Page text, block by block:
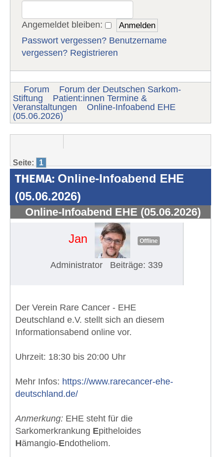
Angemeldet bleiben:
Passwort vergessen? Benutzername
vergessen? Registrieren
Forum
Forum der Deutschen Sarkom-
Stiftung
Patient:innen Termine &
Veranstaltungen
Online-Infoabend EHE
(05.06.2026)
Seite: 1
THEMA: Online-Infoabend EHE
(05.06.2026)
Online-Infoabend EHE (05.06.2026)
Jan Offline
Administrator Beiträge: 339
Der Verein Rare Cancer - EHE
Deutschland e.V. stellt sich an diesem
Informationsabend online vor.
Uhrzeit: 18:30 bis 20:00 Uhr
Mehr Infos: https://www.rarecancer-ehe-
deutschland.de/
Anmerkung: EHE steht für die
Sarkomerkrankung Epitheloides
Hämangio-Endotheliom.